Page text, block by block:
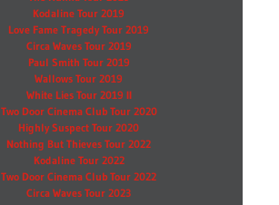
Kodaline Tour 2019
Love Fame Tragedy Tour 2019
Circa Waves Tour 2019
Paul Smith Tour 2019
Wallows Tour 2019
White Lies Tour 2019 II
Two Door Cinema Club Tour 2020
Highly Suspect Tour 2020
Nothing But Thieves Tour 2022
Kodaline Tour 2022
Two Door Cinema Club Tour 2022
Circa Waves Tour 2023